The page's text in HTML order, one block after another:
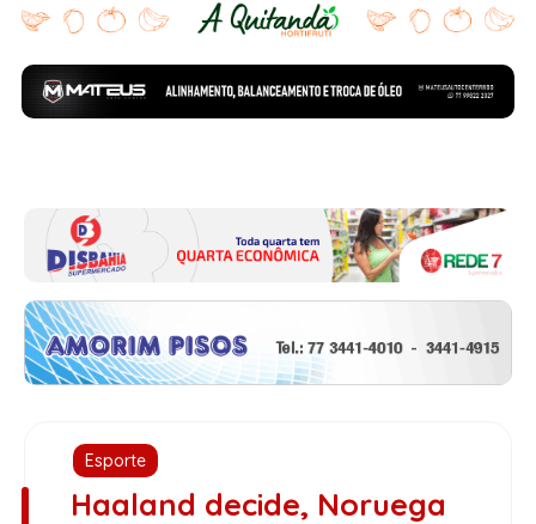
Esporte
Haaland decide, Noruega